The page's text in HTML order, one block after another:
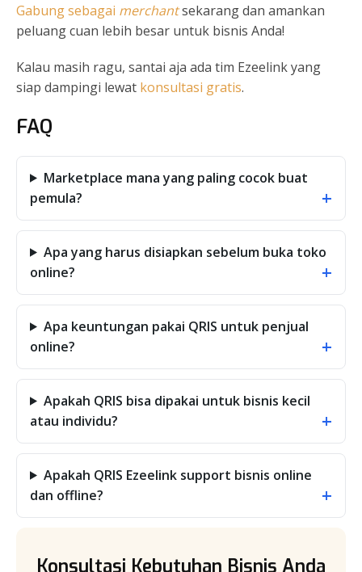
Gabung sebagai merchantsekarang dan amankan
peluang cuan lebih besar untuk bisnis Anda!
Kalau masih ragu, santai aja ada tim Ezeelink yang
siap dampingi lewat konsultasi gratis.
FAQ
Marketplace mana yang paling cocok buat
pemula?
+
Apa yang harus disiapkan sebelum buka toko
online?
+
Apa keuntungan pakai QRIS untuk penjual
online?
+
Apakah QRIS bisa dipakai untuk bisnis kecil
atau individu?
+
Apakah QRIS Ezeelink support bisnis online
dan offline?
+
Konsultasi Kebutuhan Bisnis Anda